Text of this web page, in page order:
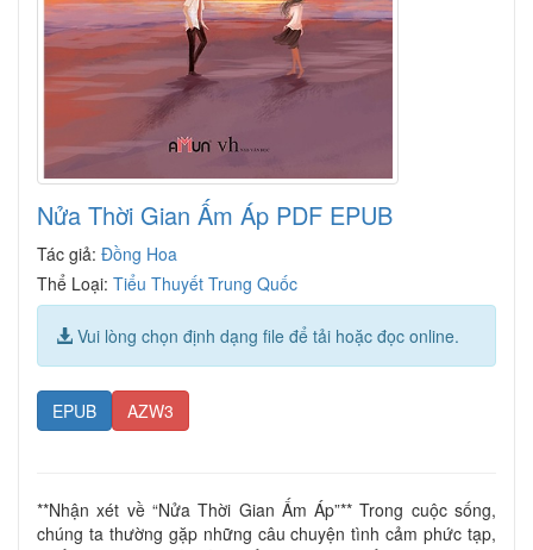
Nửa Thời Gian Ấm Áp PDF EPUB
Tác giả: Đồng Hoa
Thể Loại: Tiểu Thuyết Trung Quốc
Vui lòng chọn định dạng file để tải hoặc đọc online.
EPUB AZW3
**Nhận xét về “Nửa Thời Gian Ấm Áp”** Trong cuộc sống,
chúng ta thường gặp những câu chuyện tình cảm phức tạp,